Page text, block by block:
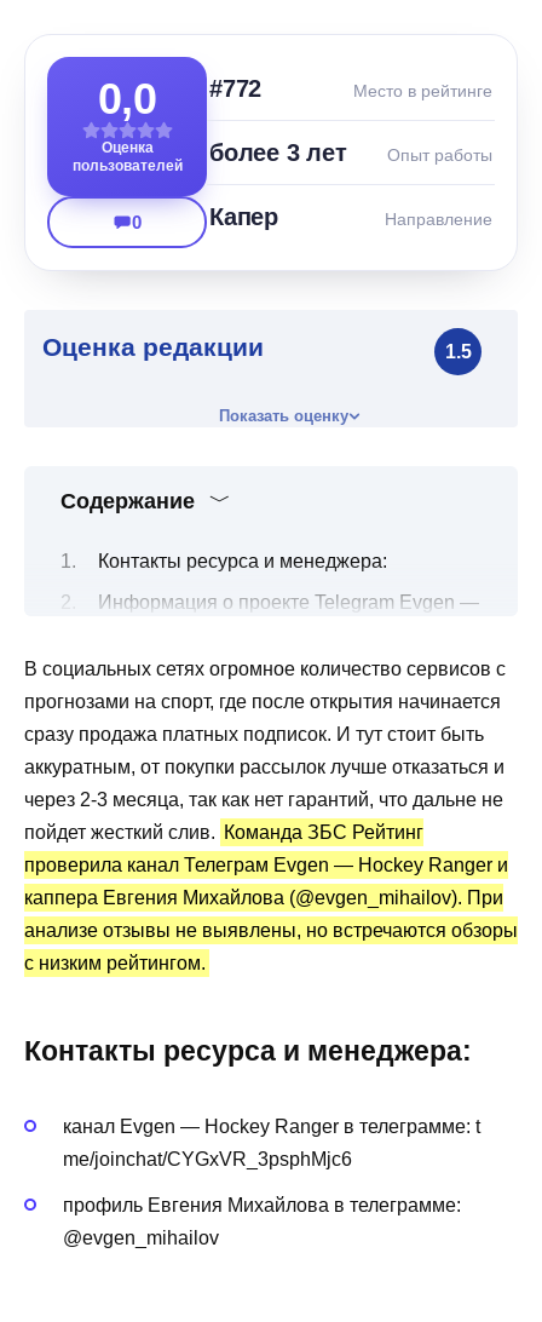
0,0
Оценка
пользователей
0
#772 Место в рейтинге
более 3 лет Опыт работы
Капер Направление
Оценка редакции 1.5
Показать оценку
Содержание
Контакты ресурса и менеджера:
Информация о проекте Telegram Evgen —
Все о ставках на спорт от каппера
Канал Telegram Evgen — Hockey Ranger:
статистика и отзывы
В социальных сетях огромное количество сервисов с
прогнозами на спорт, где после открытия начинается
сразу продажа платных подписок. И тут стоит быть
аккуратным, от покупки рассылок лучше отказаться и
через 2-3 месяца, так как нет гарантий, что дальне не
пойдет жесткий слив. Команда ЗБС Рейтинг
проверила канал Телеграм Evgen — Hockey Ranger и
каппера Евгения Михайлова (@evgen_mihailov). При
анализе отзывы не выявлены, но встречаются обзоры
с низким рейтингом.
Контакты ресурса и менеджера:
канал Evgen — Hockey Ranger в телеграмме: t
me/joinchat/CYGxVR_3psphMjc6
профиль Евгения Михайлова в телеграмме:
@evgen_mihailov